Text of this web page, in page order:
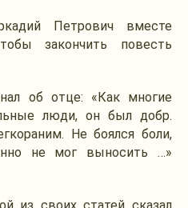
Петрович вместе
закончить повесть
об отце: «Как многие
люди, он былдобр.
Не боялся боли,
не мог выносить …»